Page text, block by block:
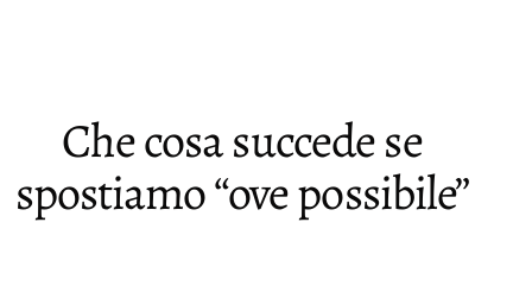
OnlineChe cosa succede se
spostiamo “ove possibile”